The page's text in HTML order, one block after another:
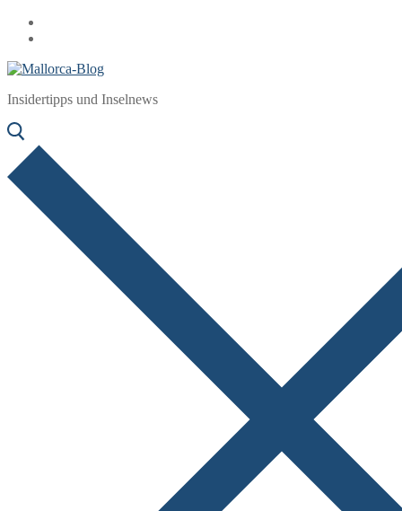
Zum
Inhalt
Menü
Schließen
Insidertipps und Inselnews